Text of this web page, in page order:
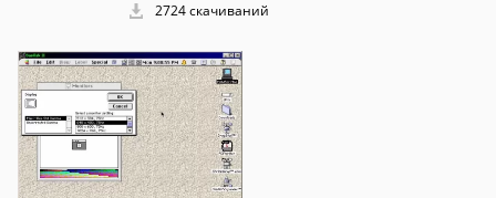
2724 скачиваний